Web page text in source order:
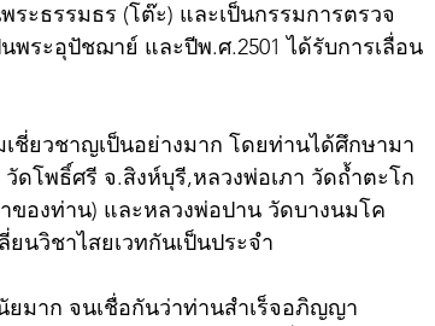
ระธรรมธร (โต๊ะ) และเป็นกรรมการตรวจ
พระอุปัชฌาย์ และปีพ.ศ.2501 ได้รับการเลื่อน
ชี่ยวชาญเป็นอย่างมาก โดยท่านได้ศึกษามา
โพธิ์ศรี จ.สิงห์บุรี,หลวงพ่อเภา วัดถ้ำตะโก
องท่าน) และหลวงพ่อปาน วัดบางนมโค
นวิชาไสยเวทกันเป็นประจำ
ยมาก จนเชื่อกันว่าท่านสำเร็จอภิญญา